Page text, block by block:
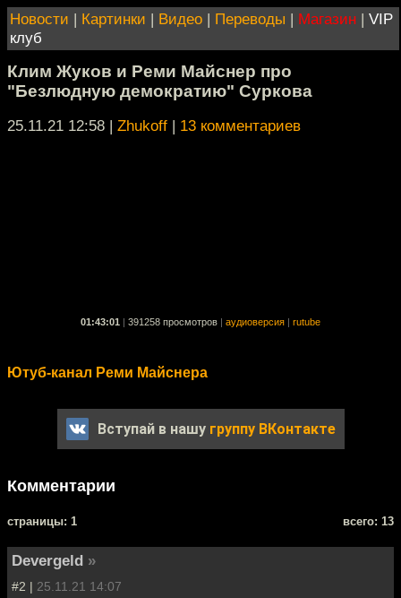
Новости | Картинки | Видео | Переводы | Магазин | VIP
клуб
Клим Жуков и Реми Майснер про
"Безлюдную демократию" Суркова
25.11.21 12:58 | Zhukoff | 13 комментариев
01:43:01 391258 просмотров аудиоверсия rutube
Ютуб-канал Реми Майснера
Вступай в нашу группу ВКонтакте
Комментарии
cтраницы: 1 всего: 13
Devergeld »
#2 | 25.11.21 14:07